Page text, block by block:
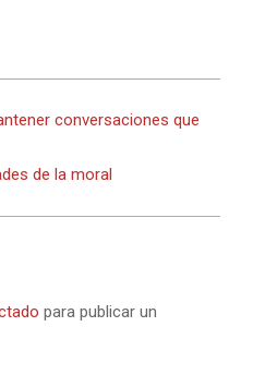
conversaciones que
de la moral
para publicar un